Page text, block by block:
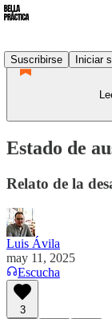
Suscribirse
Iniciar
Estado de
Relato de la
Luis Ávila
may 11, 2025
Escucha
3